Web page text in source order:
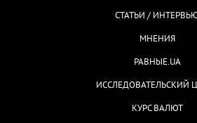
СТАТЬИ /
МНЕНИЯ
РАВНЫЕ.UA
ИССЛЕДОВАТЕЛЬСКИЙ
КУРС ВАЛЮТ